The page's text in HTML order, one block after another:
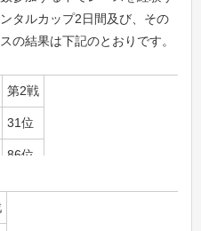
タルカップ2日間及び、その
の結果は下記のとおりです。
第2戦
31位
86位